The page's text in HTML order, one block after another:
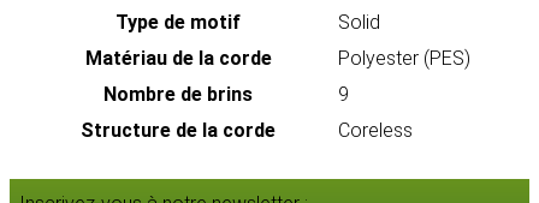
Type de motif
Solid
Matériau de la corde
Polyester (PES)
Nombre de brins
9
Structure de la corde
Coreless